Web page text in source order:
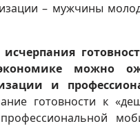
– мужчины
исчерпания
можно
и
готовности к